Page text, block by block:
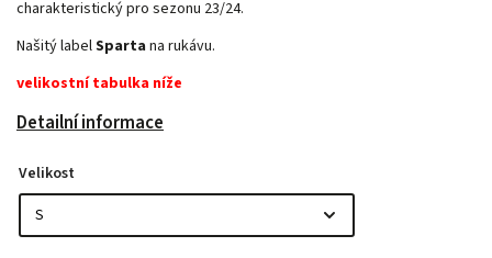
charakteristický pro sezonu 23/24.
Našitý labelSparta na rukávu.
velikostní tabulka níže
Detailní informace
Velikost